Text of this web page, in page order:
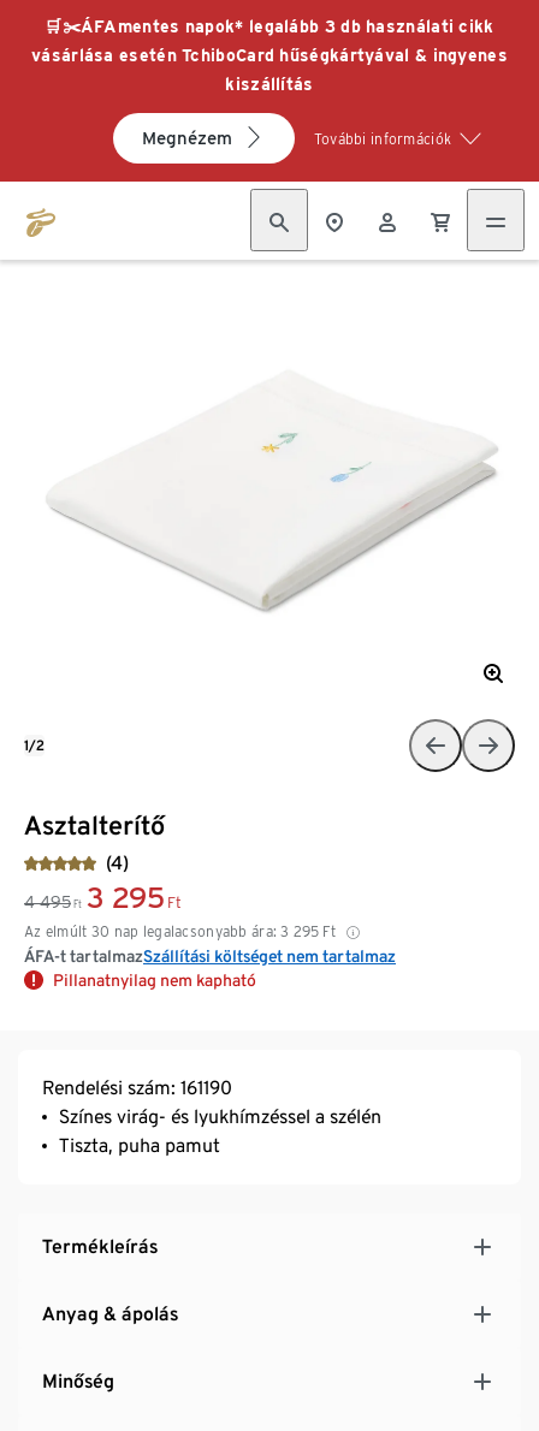
🛒✂️ÁFAmentes napok* legalább 3 db használati cikk
vásárlása esetén TchiboCard hűségkártyával & ingyenes
kiszállítás
Megnézem További információk
Asztalterítő
(4)
4 495 Ft 3 295 Ft
Az elmúlt 30 nap legalacsonyabb ára: 3 295 Ft
ÁFA-t tartalmazSzállítási költséget nem tartalmaz
Pillanatnyilag nem kapható
1/2
Rendelési szám: 161190
Színes virág- és lyukhímzéssel a szélén
Tiszta, puha pamut
Termékleírás
Anyag & ápolás
Minőség